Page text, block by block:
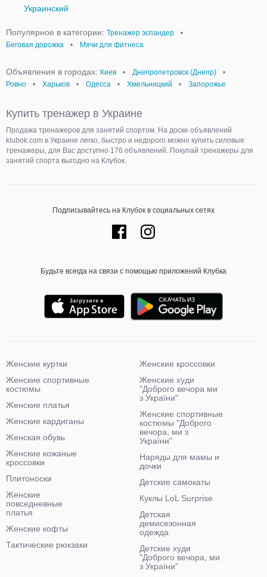
Украинский
Популярное в категории: Тренажер эспандер
•
Беговая дорожка
• Мячи для фитнеса
Объявления в городах: Киев • Днепропетровск (Днепр)
•
Ровно
• Харьков • Одесса • Хмельницкий • Запорожье
Купить тренажер в Украине
Продажа тренажеров для занятий спортом. На доске объявлений
klubok.com в Украине легко, быстро и недорого можно купить силовые
тренажеры, для Вас доступно 176 объявлений. Покупай тренажеры для
занятий спорта выгодно на Клубок.
Подписывайтесь на Клубок в социальных сетях
Будьте всегда на связи с помощью приложений Клубка
Женские куртки
Женские спортивные
костюмы
Женские платья
Женские кардиганы
Женская обувь
Женские кожаные
кроссовки
Плитоноски
Женские
повседневные
платья
Женские кофты
Тактические рюкзаки
Женские кроссовки
Женские худи
"Доброго вечора ми
з України"
Женские спортивные
костюмы "Доброго
вечора, ми з
України"
Наряды для мамы и
дочки
Детские самокаты
Куклы LoL Surprise
Детская
демисезонная
одежда
Детские худи
"Доброго вечора, ми
з України"